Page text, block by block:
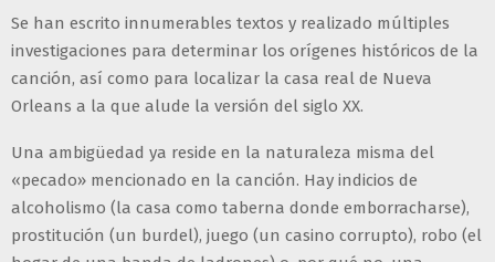
Se han escrito innumerables textos y realizado múltiples
investigaciones para determinar los orígenes históricos de la
canción, así como para localizar la casa real de Nueva
Orleans a la que alude la versión del siglo XX.
Una ambigüedad ya reside en la naturaleza misma del
«pecado» mencionado en la canción. Hay indicios de
alcoholismo (la casa como taberna donde emborracharse),
prostitución (un burdel), juego (un casino corrupto), robo (el